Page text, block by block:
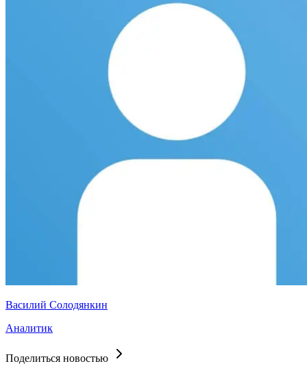
Василий Солодянкин
Аналитик
Поделиться новостью